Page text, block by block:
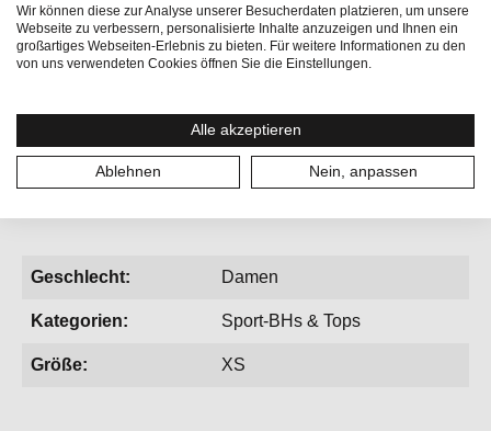
PRIMALOFT® BIO™zerfällt am Ende wieder in
natürlich vorkommende Stoffe
Langlebig, pflegeleicht und mit sämtlichen
Ideal kombinierbar mit BIO BASE TIGHTS
Geschlecht: Damen
Kategorien: Sport-BHs & Tops
Größe: XS
Wir können diese zur Analyse unserer Besucherdaten platzieren, um unsere
Webseite zu verbessern, personalisierte Inhalte anzuzeigen und Ihnen ein
großartiges Webseiten-Erlebnis zu bieten. Für weitere Informationen zu den
von uns verwendeten Cookies öffnen Sie die Einstellungen.
Alle akzeptieren
Ablehnen Nein, anpassen